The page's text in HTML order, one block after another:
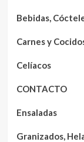
Bebidas,
Carnes y
Celíacos
CONTACTO
Ensaladas
Granizados,